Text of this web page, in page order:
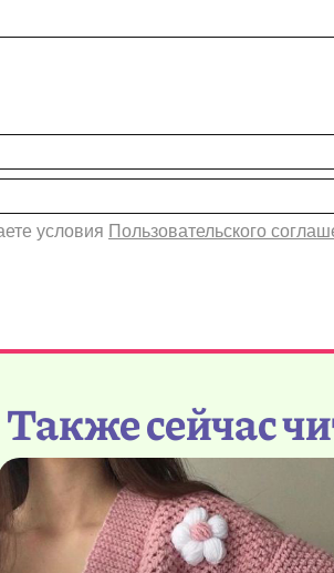
условия Пользовательского
Также сейчас